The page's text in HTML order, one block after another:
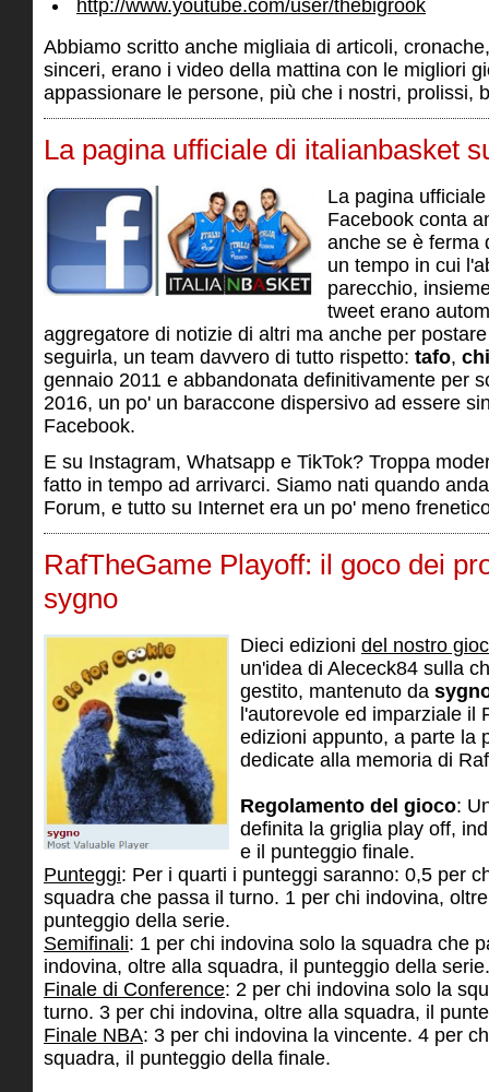
http://www.youtube.com/user/thebigrook
Abbiamo scritto anche migliaia di articoli,
sinceri, erano i video della mattina con le migliori
appassionare le persone, più che i nostri, prolissi,
La pagina ufficiale di italianbasket
La pagina
Facebook conta
anche se è ferma
un tempo in cui
parecchio,
tweet erano
aggregatore di notizie di altri ma anche per
seguirla, un team davvero di tutto rispetto: tafo,
gennaio 2011 e abbandonata definitivamente per
2016, un po' un baraccone dispersivo ad essere
Facebook.
E su Instagram, Whatsapp e TikTok? Troppa
fatto in tempo ad arrivarci. Siamo nati quando
Forum, e tutto su Internet era un po' meno
RafTheGame Playoff: il goco dei
sygno
Dieci edizioni del nostro
un'idea di Alececk84 sulla
gestito, mantenuto da
l'autorevole ed imparziale il
edizioni appunto, a parte la
dedicate alla memoria di
Regolamento del gioco:
definita la griglia play off,
e il punteggio finale.
Punteggi: Per i quarti i punteggi saranno: 0,5 per
squadra che passa il turno. 1 per chi indovina,
punteggio della serie.
Semifinali: 1 per chi indovina solo la squadra che
indovina, oltre alla squadra, il punteggio della serie.
Finale di Conference: 2 per chi indovina solo la
turno. 3 per chi indovina, oltre alla squadra, il
Finale NBA: 3 per chi indovina la vincente. 4 per
squadra, il punteggio della finale.